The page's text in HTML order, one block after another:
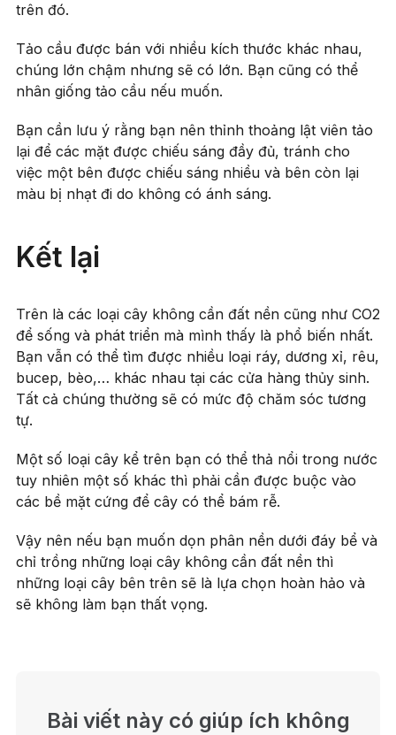
trên đó.
Tảo cầu được bán với nhiều kích thước khác nhau,
chúng lớn chậm nhưng sẽ có lớn. Bạn cũng có thể
nhân giống tảo cầu nếu muốn.
Bạn cần lưu ý rằng bạn nên thỉnh thoảng lật viên tảo
lại để các mặt được chiếu sáng đầy đủ, tránh cho
việc một bên được chiếu sáng nhiều và bên còn lại
màu bị nhạt đi do không có ánh sáng.
Kết lại
Trên là các loại cây không cần đất nền cũng như CO2
để sống và phát triển mà mình thấy là phổ biến nhất.
Bạn vẫn có thể tìm được nhiều loại ráy, dương xỉ, rêu,
bucep, bèo,… khác nhau tại các cửa hàng thủy sinh.
Tất cả chúng thường sẽ có mức độ chăm sóc tương
tự.
Một số loại cây kể trên bạn có thể thả nổi trong nước
tuy nhiên một số khác thì phải cần được buộc vào
các bề mặt cứng để cây có thể bám rễ.
Vậy nên nếu bạn muốn dọn phân nền dưới đáy bể và
chỉ trồng những loại cây không cần đất nền thì
những loại cây bên trên sẽ là lựa chọn hoàn hảo và
sẽ không làm bạn thất vọng.
Bài viết này có giúp ích không